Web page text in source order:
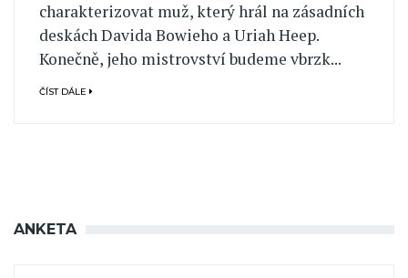
charakterizovat muž, který hrál na zásadních
deskách Davida Bowieho a Uriah Heep.
Konečně, jeho mistrovství budeme vbrzk...
ČÍST DÁLE
ANKETA